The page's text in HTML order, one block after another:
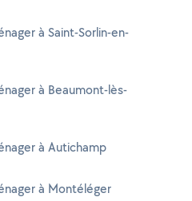
à Saint-Sorlin-en-
à Beaumont-lès-
à Autichamp
à Montéléger